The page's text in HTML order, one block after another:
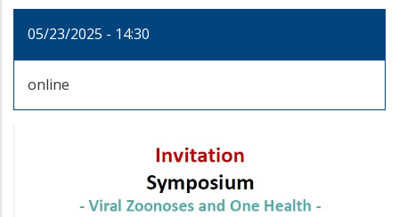
05/23/2025 - 14:30
online